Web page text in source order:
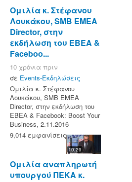
Ομιλία κ. Στέφανου
Λουκάκου, SMB EMEA
Director, στην
εκδήλωση του ΕΒΕΑ &
Faceboo...
10 χρόνια πριν
σε Events-Εκδηλώσεις
Ομιλία κ. Στέφανου
Λουκάκου, SMB EMEA
Director, στην εκδήλωση του
ΕΒΕΑ & Facebook: Boost Your
Business, 2.11.2016
9,014 εμφανίσεις
10:29
Ομιλία αναπληρωτή
υπουργού ΠΕΚΑ κ.